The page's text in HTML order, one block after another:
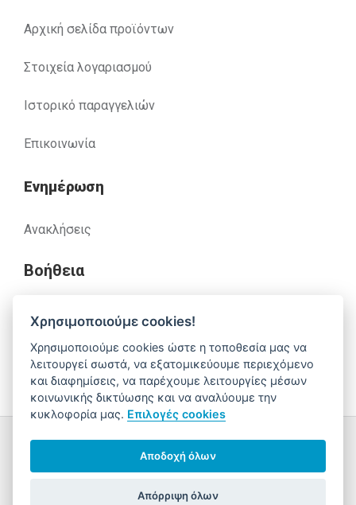
Αρχική σελίδα προϊόντων
Στοιχεία λογαριασμού
Ιστορικό παραγγελιών
Επικοινωνία
Ενημέρωση
Ανακλήσεις
Βοήθεια
Έχετε απορίες. Χρειάζεστε βοήθεια;
210 52 14 037 support@alfa-pharm.gr
Copyright © 2026 AlfaPharm Α.Ε.
Sitemap
Ρυθμίσεις
Χρησιμοποιούμε cookies!
Χρησιμοποιούμε cookies ώστε η τοποθεσία μας να
λειτουργεί σωστά, να εξατομικεύουμε περιεχόμενο
και διαφημίσεις, να παρέχουμε λειτουργίες μέσων
κοινωνικής δικτύωσης και να αναλύουμε την
κυκλοφορία μας. Επιλογές cookies
Αποδοχή όλων
Απόρριψη όλων